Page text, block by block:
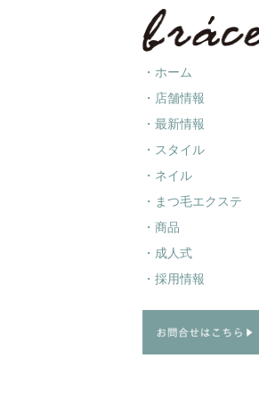
・ホーム
・店舗情報
・最新情報
・スタイル
・ネイル
・まつ毛エクステ
・商品
・成人式
・採用情報